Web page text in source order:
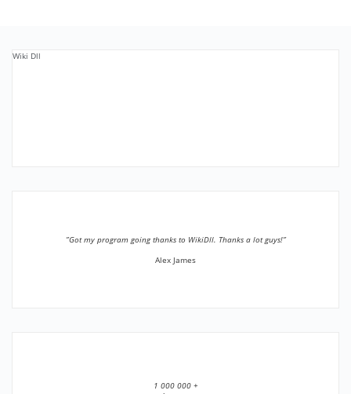
Wiki Dll
”Got my program going thanks to WikiDll. Thanks a lot guys!”
Alex James
1 000 000 +